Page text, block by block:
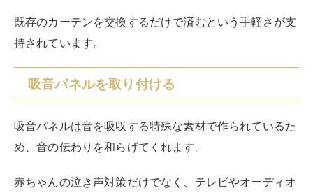
既存のカーテンを交換するだけで済むという手軽さが支
持されています。
吸音パネルを取り付ける
吸音パネルは音を吸収する特殊な素材で作られているた
め、音の伝わりを和らげてくれます。
赤ちゃんの泣き声対策だけでなく、テレビやオーディオ